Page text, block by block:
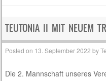
TEUTONIA II MIT NEUEM
Posted on 13. September 2022 by
Die 2. Mannschaft unseres